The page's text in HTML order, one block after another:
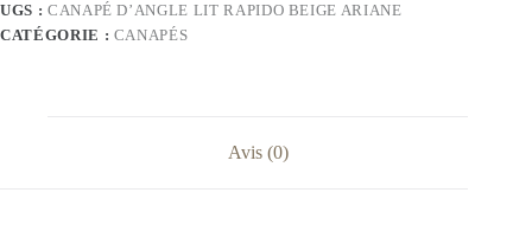
UGS : CANAPÉ D’ANGLE LIT RAPIDO BEIGE ARIANE
CATÉGORIE : CANAPÉS
Avis (0)